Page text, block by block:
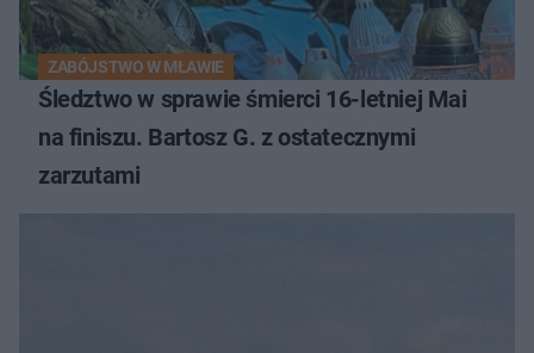
ZABÓJSTWO W MŁAWIE
Śledztwo w sprawie śmierci 16-letniej Mai
na finiszu. Bartosz G. z ostatecznymi
zarzutami